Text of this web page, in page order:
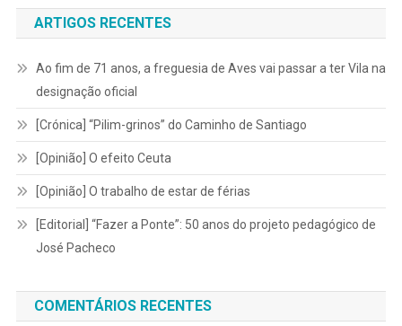
ARTIGOS RECENTES
Ao fim de 71 anos, a freguesia de Aves vai passar a ter Vila na
designação oficial
[Crónica] “Pilim-grinos” do Caminho de Santiago
[Opinião] O efeito Ceuta
[Opinião] O trabalho de estar de férias
[Editorial] “Fazer a Ponte”: 50 anos do projeto pedagógico de
José Pacheco
COMENTÁRIOS RECENTES